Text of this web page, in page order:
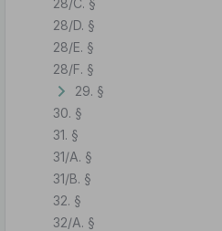
28/D. §
28/E. §
28/F. §
29. §
30. §
31. §
31/A. §
31/B. §
32. §
32/A. §